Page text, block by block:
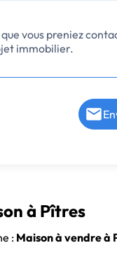
à Pîtres
: Maison à vendre à